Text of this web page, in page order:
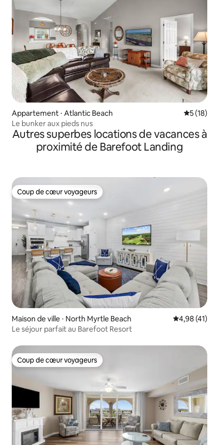
Appartement ⋅ Atlantic Beach
5 (18)
Le bunker aux pieds nus
Autres superbes locations de vacances à
proximité de Barefoot Landing
Coup de cœur voyageurs
Coup de cœur voyageurs
Maison de ville ⋅ North Myrtle Beach Évaluation
4,98 (41)
Le séjour parfait au Barefoot Resort
Coup de cœur voyageurs
Coup de cœur voyageurs